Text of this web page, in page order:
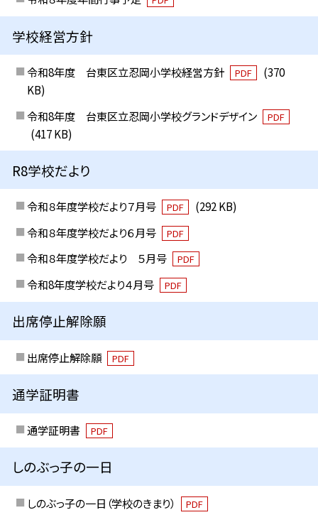
学校経営方針
令和8年度 台東区立忍岡小学校経営方針 PDF
(370
KB)
令和8年度 台東区立忍岡小学校グランドデザイン
PDF
(417 KB)
R8学校だより
令和８年度学校だより７月号 PDF
(292 KB)
令和８年度学校だより６月号
PDF
令和８年度学校だより ５月号 PDF
令和8年度学校だより４月号 PDF
出席停止解除願
出席停止解除願 PDF
通学証明書
通学証明書 PDF
しのぶっ子の一日
しのぶっ子の一日（学校のきまり） PDF